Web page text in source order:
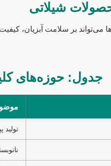
شیلاتی
بر سلامت آبزیان،
جدول: حوزه‌های
تولید